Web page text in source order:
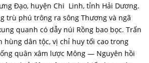
Đạo, huyện Chi Linh, tỉnh Hải Dương.
trù phú trông ra sông Thương và ngã
quanh có dẫy núi Rồng bao bọc. Trấn
hùng dân tộc, vị chỉ huy tối cao trong
quân xâm lược Mông — Nguyên hồi